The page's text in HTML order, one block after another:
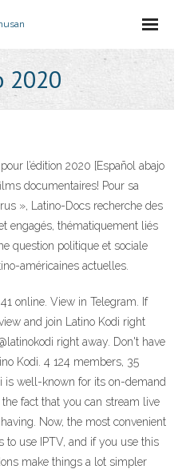
2020
l’édition 2020 [Español abajo
documentaires! Pour sa
», Latino-Docs recherche des
engagés, thématiquement liés
question politique et sociale
américaines actuelles.
online. View in Telegram. If
and join Latino Kodi right
right away. Don't have
Kodi. 4 124 members, 35
is well-known for its on-demand
fact that you can stream live
Now, the most convenient
use IPTV, and if you use this
make things a lot simpler